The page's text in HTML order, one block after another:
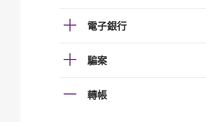
電子銀行
騙案
轉帳